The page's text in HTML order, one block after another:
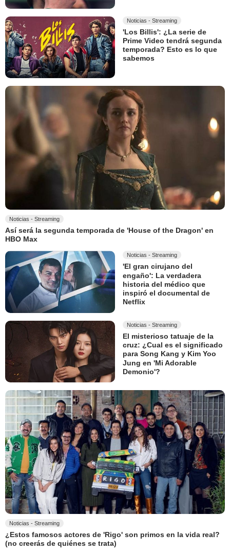
Noticias - Streaming
'Los Billis': ¿La serie de
Prime Video tendrá segunda
temporada? Esto es lo que
sabemos
Noticias - Streaming
Así será la segunda temporada de 'House of the Dragon' en
HBO Max
Noticias - Streaming
'El gran cirujano del
engaño': La verdadera
historia del médico que
inspiró el documental de
Netflix
Noticias - Streaming
El misterioso tatuaje de la
cruz: ¿Cual es el significado
para Song Kang y Kim Yoo
Jung en 'Mi Adorable
Demonio'?
Noticias - Streaming
¿Estos famosos actores de 'Rigo' son primos en la vida real?
(no creerás de quiénes se trata)